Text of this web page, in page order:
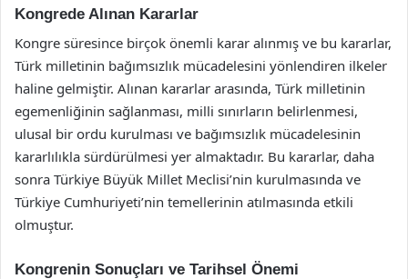
Kongrede Alınan Kararlar
Kongre süresince birçok önemli karar alınmış ve bu kararlar,
Türk milletinin bağımsızlık mücadelesini yönlendiren ilkeler
haline gelmiştir. Alınan kararlar arasında, Türk milletinin
egemenliğinin sağlanması, milli sınırların belirlenmesi,
ulusal bir ordu kurulması ve bağımsızlık mücadelesinin
kararlılıkla sürdürülmesi yer almaktadır. Bu kararlar, daha
sonra Türkiye Büyük Millet Meclisi’nin kurulmasında ve
Türkiye Cumhuriyeti’nin temellerinin atılmasında etkili
olmuştur.
Kongrenin Sonuçları ve Tarihsel Önemi